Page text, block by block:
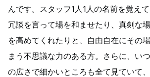
んです。スタッフ1人1人の名前を覚えて
冗談を言って場を和ませたり、真剣な
を高めてくれたりと、自由自在にその
まう不思議な力のある方。さらに、い
の広さで細かいところも全て見ていて